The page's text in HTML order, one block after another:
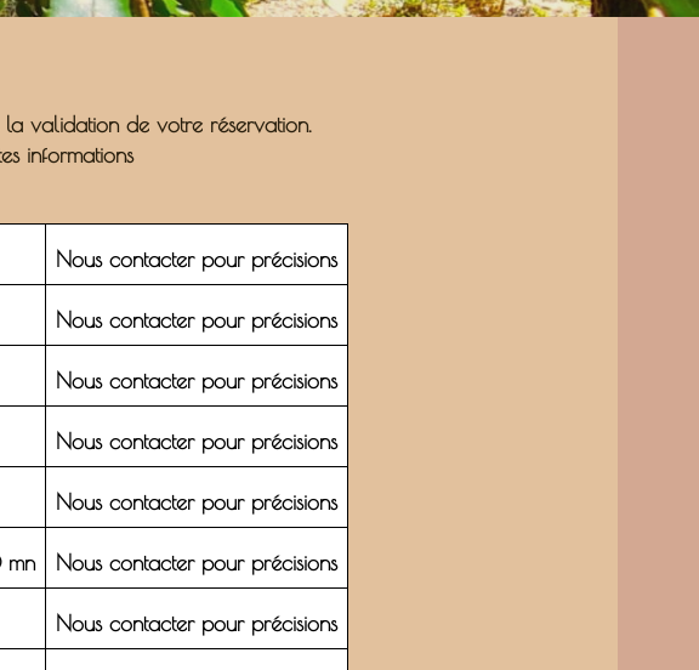
validation de votre réservation.
informations
Nous contacter pour précisions
Nous contacter pour précisions
Nous contacter pour précisions
Nous contacter pour précisions
Nous contacter pour précisions
Nous contacter pour précisions
Nous contacter pour précisions